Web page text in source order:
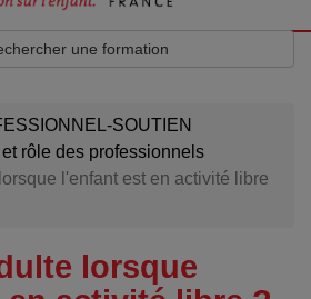
une formation
SOUTIEN
rôle des professionnels
l'enfant est en activité libre
lorsque